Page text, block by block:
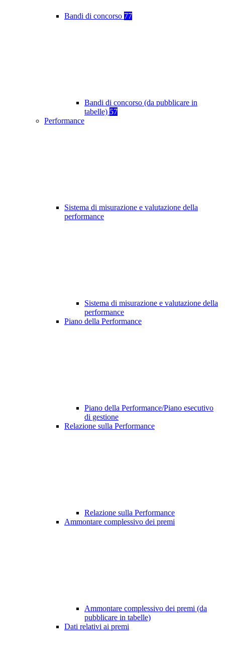
Bandi di concorso 77
Bandi di concorso (da pubblicare in
tabelle) 57
Performance
Sistema di misurazione e valutazione della
performance
Sistema di misurazione e valutazione della
performance
Piano della Performance
Piano della Performance/Piano esecutivo
di gestione
Relazione sulla Performance
Relazione sulla Performance
Ammontare complessivo dei premi
Ammontare complessivo dei premi (da
pubblicare in tabelle)
Dati relativi ai premi